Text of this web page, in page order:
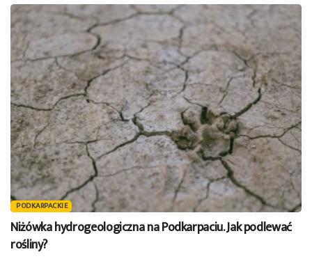
PODKARPACKIE
Niżówka hydrogeologiczna na Podkarpaciu. Jak podlewać
rośliny?